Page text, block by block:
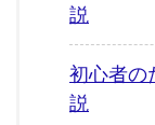
説
初心者
説